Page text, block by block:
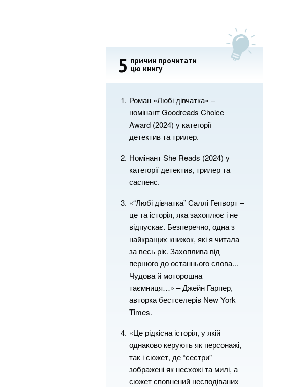
5 причин прочитати
цю книгу
Роман «Любі дівчатка» –
номінант Goodreads Choice
Award (2024) у категорії
детектив та трилер.
Номінант She Reads (2024) у
категорії детектив, трилер та
саспенс.
«“Любі дівчатка” Саллі Гепворт –
це та історія, яка захоплює і не
відпускає. Безперечно, одна з
найкращих книжок, які я читала
за весь рік. Захоплива від
першого до останнього слова...
Чудова й моторошна
таємниця…» – Джейн Гарпер,
авторка бестселерів New York
Times.
«Це рідкісна історія, у якій
однаково керують як персонажі,
так і сюжет, де “сестри”
зображені як несхожі та милі, а
сюжет сповнений несподіваних